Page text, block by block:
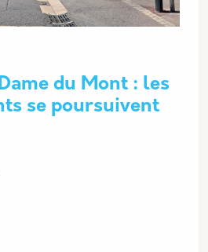
du Mont : les
se poursuivent